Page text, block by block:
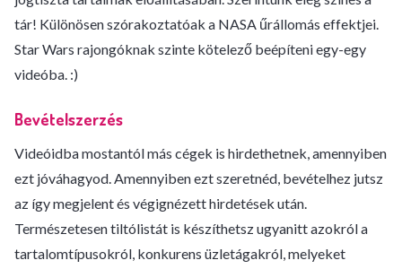
tár! Különösen szórakoztatóak a NASA űrállomás effektjei.
Star Wars rajongóknak szinte kötelező beépíteni egy-egy
videóba. :)
Bevételszerzés
Videóidba mostantól más cégek is hirdethetnek, amennyiben
ezt jóváhagyod. Amennyiben ezt szeretnéd, bevételhez jutsz
az így megjelent és végignézett hirdetések után.
Természetesen tiltólistát is készíthetsz ugyanitt azokról a
tartalomtípusokról, konkurens üzletágakról, melyeket